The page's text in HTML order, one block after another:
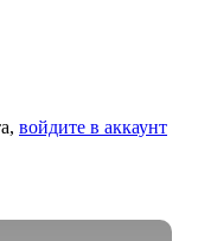
войдите в аккаунт